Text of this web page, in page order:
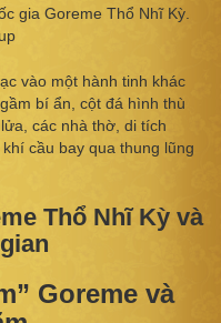
gia Goreme Thổ Nhĩ Kỳ.
vào một hành tinh khác
bí ẩn, cột đá hình thù
các nhà thờ, di tích
cầu bay qua thung lũng
Thổ Nhĩ Kỳ và
Goreme và